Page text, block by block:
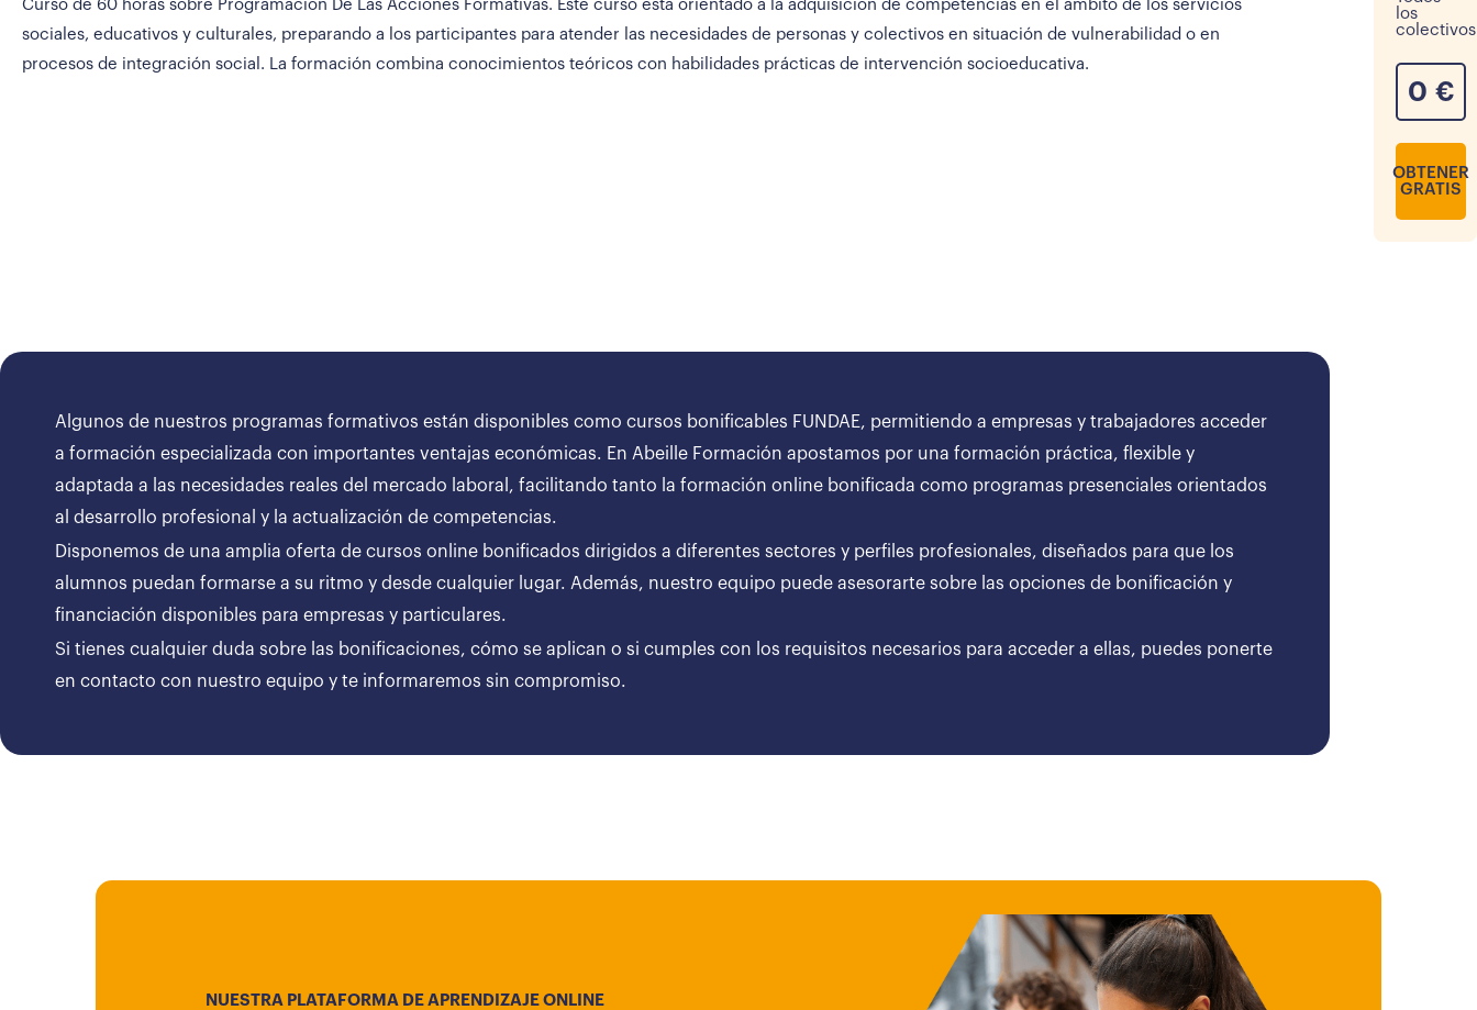
Curso de 60 horas sobre Programación De Las Acciones Formativas. Este curso está orientado a la adquisición de competencias en el ámbito de los servicios
sociales, educativos y culturales, preparando a los participantes para atender las necesidades de personas y colectivos en situación de vulnerabilidad o en
procesos de integración social. La formación combina conocimientos teóricos con habilidades prácticas de intervención socioeducativa.
los
colectivos
0 €
OBTENER
GRATIS
Algunos de nuestros programas formativos están disponibles como cursos bonificables FUNDAE, permitiendo a empresas y trabajadores acceder
a formación especializada con importantes ventajas económicas. En Abeille Formación apostamos por una formación práctica, flexible y
adaptada a las necesidades reales del mercado laboral, facilitando tanto la formación online bonificada como programas presenciales orientados
al desarrollo profesional y la actualización de competencias.
Disponemos de una amplia oferta de cursos online bonificados dirigidos a diferentes sectores y perfiles profesionales, diseñados para que los
alumnos puedan formarse a su ritmo y desde cualquier lugar. Además, nuestro equipo puede asesorarte sobre las opciones de bonificación y
financiación disponibles para empresas y particulares.
Si tienes cualquier duda sobre las bonificaciones, cómo se aplican o si cumples con los requisitos necesarios para acceder a ellas, puedes ponerte
en contacto con nuestro equipo y te informaremos sin compromiso.
NUESTRA PLATAFORMA DE APRENDIZAJE ONLINE